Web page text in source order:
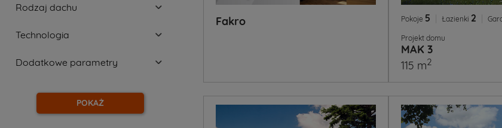
Fakro Pokoje 5 Łazienki 2
Projekt domu
MAK 3
115 m2
Rodzaj dachu
Technologia
Dodatkowe parametry
POKAŻ